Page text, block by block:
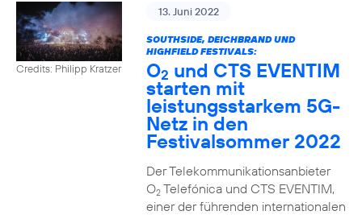
Credits: Philipp Kratzer
13. Juni 2022
SOUTHSIDE, DEICHBRAND UND
HIGHFIELD FESTIVALS:
O2 und CTS EVENTIM
starten mit
leistungsstarkem 5G-
Netz in den
Festivalsommer 2022
Der Telekommunikationsanbieter
O2Telefónica und CTS EVENTIM,
einer der führenden internationalen